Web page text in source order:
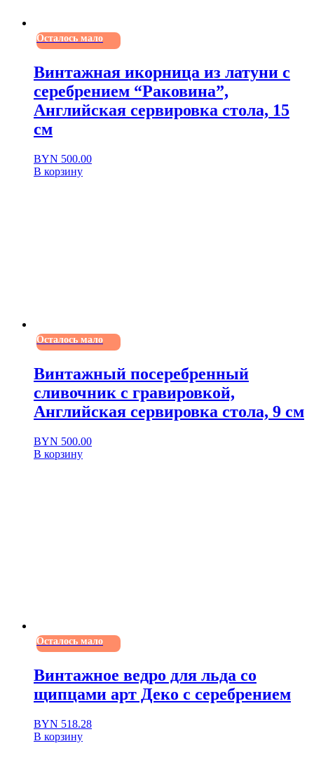
Осталось мало
Винтажная икорница из латуни с
серебрением “Раковина”,
Английская сервировка стола, 15
см
BYN 500.00
В корзину
Осталось мало
Винтажный посеребренный
сливочник с гравировкой,
Английская сервировка стола, 9 см
BYN 500.00
В корзину
Осталось мало
Винтажное ведро для льда со
щипцами арт Деко с серебрением
BYN 518.28
В корзину